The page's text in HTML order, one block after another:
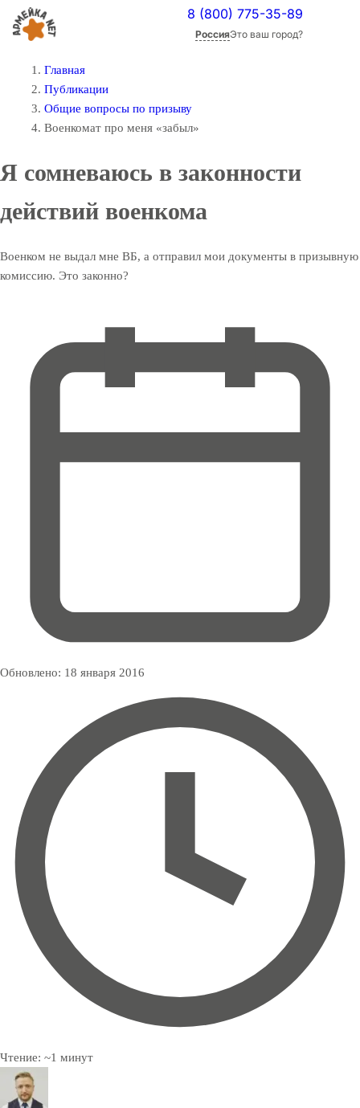
8 (800) 775-35-89
РоссияЭто ваш город?
Главная
Публикации
Общие вопросы по призыву
Военкомат про меня «забыл»
Я сомневаюсь в законности
действий военкома
Военком не выдал мне ВБ, а отправил мои документы в призывную
комиссию. Это законно?
Обновлено: 18 января 2016
Чтение: ~1 минут